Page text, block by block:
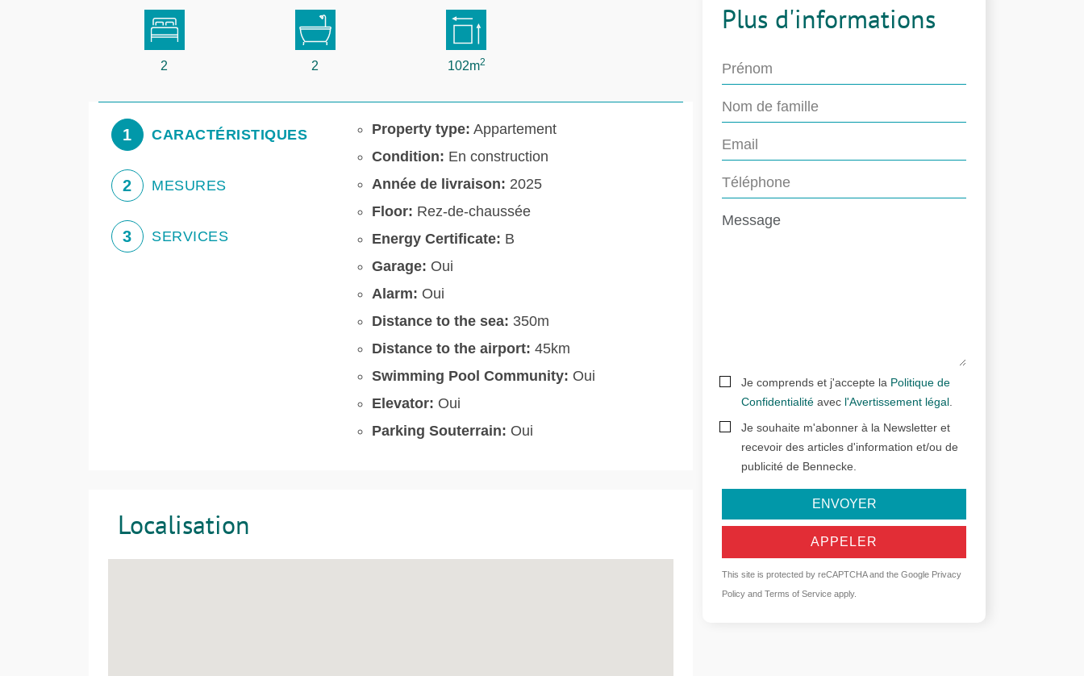
2 2 102m2
1 CARACTÉRISTIQUES
2 MESURES
3 SERVICES
Property type: Appartement
Condition: En construction
Année de livraison: 2025
Floor: Rez-de-chaussée
Energy Certificate: B
Garage: Oui
Alarm: Oui
Distance to the sea: 350m
Distance to the airport: 45km
Swimming Pool Community: Oui
Elevator: Oui
Parking Souterrain: Oui
Localisation
Plus d'informations
Je comprends et j'accepte la Politique de
Confidentialité avec l'Avertissement légal
Je souhaite m'abonner à la Newsletter et
recevoir des articles d'information et/ou de
publicité de Bennecke.
ENVOYER
APPELER
This site is protected by reCAPTCHA and the Google Privacy
Policy andTerms of Service apply.